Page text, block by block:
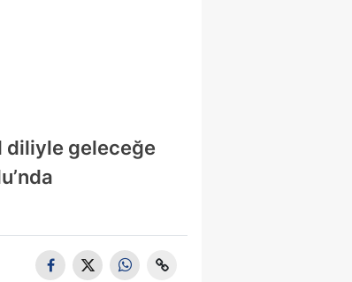
diliyle geleceğe